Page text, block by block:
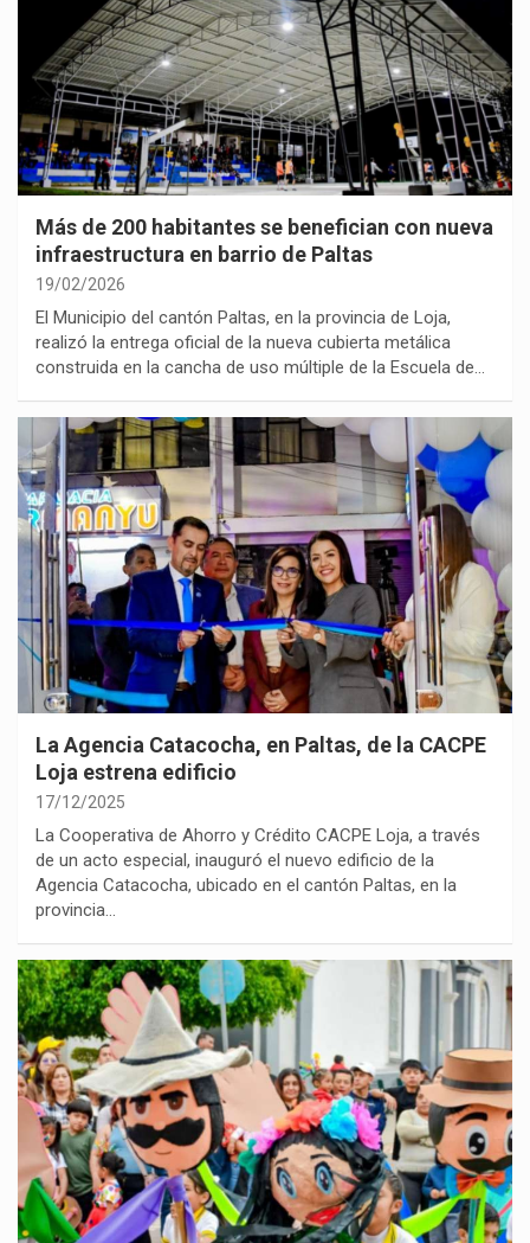
Más de 200 habitantes se benefician con nueva
infraestructura en barrio de Paltas
19/02/2026
El Municipio del cantón Paltas, en la provincia de Loja,
realizó la entrega oficial de la nueva cubierta metálica
construida en la cancha de uso múltiple de la Escuela de…
La Agencia Catacocha, en Paltas, de la CACPE
Loja estrena edificio
17/12/2025
La Cooperativa de Ahorro y Crédito CACPE Loja, a través
de un acto especial, inauguró el nuevo edificio de la
Agencia Catacocha, ubicado en el cantón Paltas, en la
provincia…